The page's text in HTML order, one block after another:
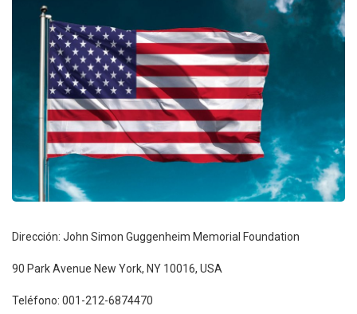
Dirección: John Simon Guggenheim Memorial Foundation
90 Park Avenue New York, NY 10016, USA
Teléfono: 001-212-6874470